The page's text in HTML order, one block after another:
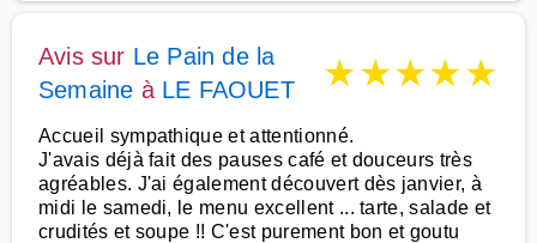
Avis sur Le Pain de la
Semaine à LE FAOUET ★★★★★
Accueil sympathique et attentionné.
J'avais déjà fait des pauses café et douceurs très
agréables. J'ai également découvert dès janvier, à
midi le samedi, le menu excellent ... tarte, salade et
crudités et soupe !! C'est purement bon et goutu